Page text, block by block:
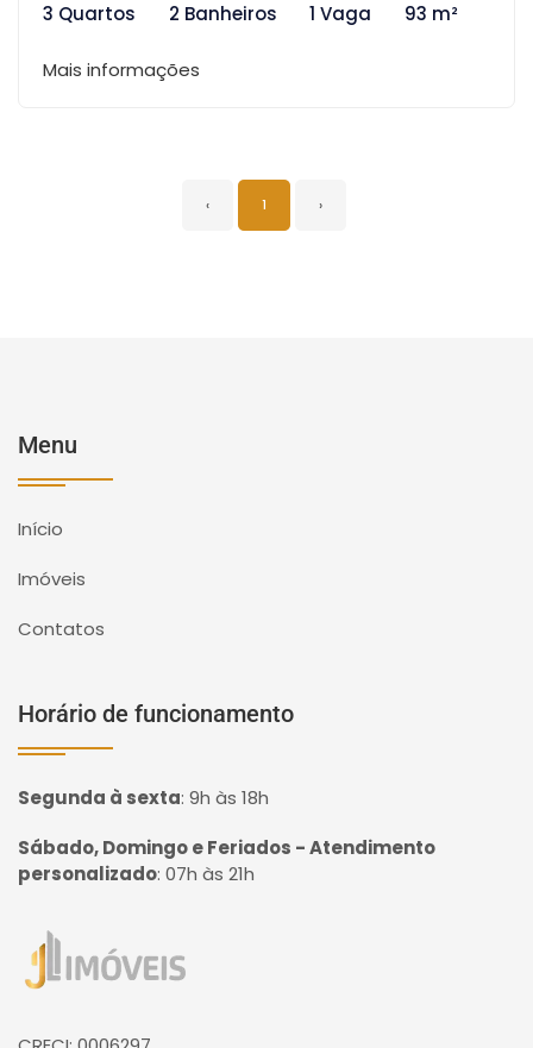
3 Quartos
2 Banheiros 1 Vaga 93 m²
Mais informações
‹ 1 ›
Menu
Início
Imóveis
Contatos
Horário de funcionamento
Segunda à sexta: 9h às 18h
Sábado, Domingo e Feriados - Atendimento
personalizado: 07h às 21h
Página inicial